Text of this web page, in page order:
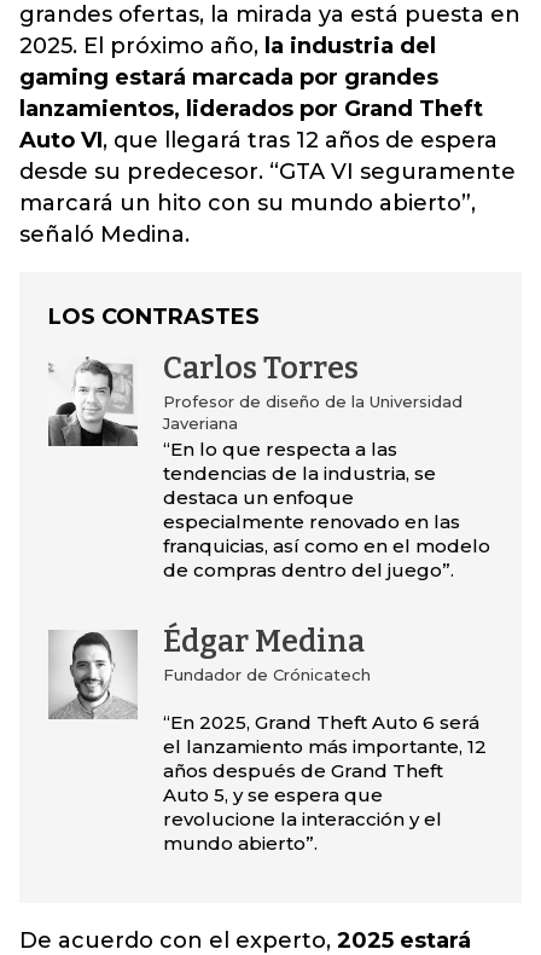
grandes ofertas, la mirada ya está puesta en
2025. El próximo año, la industria del
gaming estará marcada por grandes
lanzamientos, liderados por Grand Theft
Auto VI, que llegará tras 12 años de espera
desde su predecesor. “GTA VI seguramente
marcará un hito con su mundo abierto”,
señaló Medina.
LOS CONTRASTES
Carlos Torres
Profesor de diseño de la Universidad
Javeriana
“En lo que respecta a las
tendencias de la industria, se
destaca un enfoque
especialmente renovado en las
franquicias, así como en el modelo
de compras dentro del juego”.
Édgar Medina
Fundador de Crónicatech
“En 2025, Grand Theft Auto 6 será
el lanzamiento más importante, 12
años después de Grand Theft
Auto 5, y se espera que
revolucione la interacción y el
mundo abierto”.
De acuerdo con el experto, 2025 estará